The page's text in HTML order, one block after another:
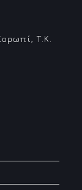
Τ.Κ.